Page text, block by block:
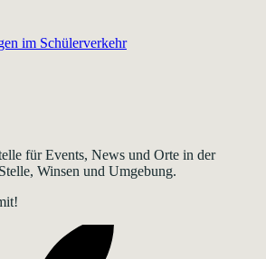
im Schülerverkehr
für Events, News und Orte in der
Winsen und Umgebung.